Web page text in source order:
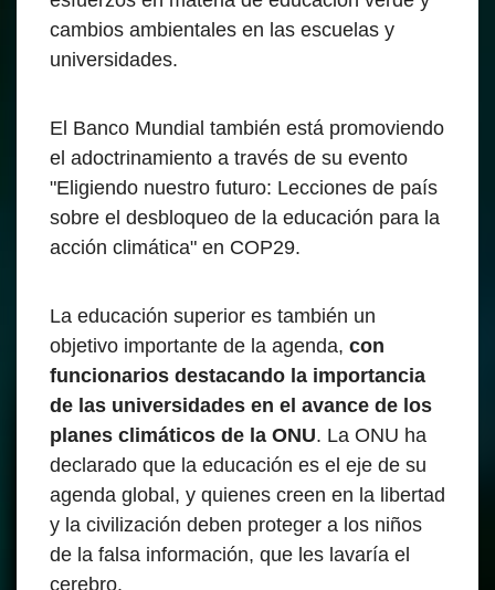
cambios ambientales en las escuelas y
universidades.
El Banco Mundial también está promoviendo
el adoctrinamiento a través de su evento
"Eligiendo nuestro futuro: Lecciones de país
sobre el desbloqueo de la educación para la
acción climática" en COP29.
La educación superior es también un
objetivo importante de la agenda, con
funcionarios destacando la importancia
de las universidades en el avance de los
planes climáticos de la ONU. La ONU ha
declarado que la educación es el eje de su
agenda global, y quienes creen en la libertad
y la civilización deben proteger a los niños
de la falsa información, que les lavaría el
cerebro.